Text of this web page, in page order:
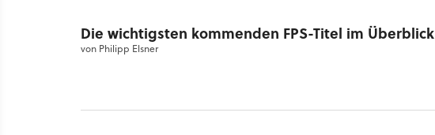
Die wichtigsten kommenden FPS-Titel im Überblick
von Philipp Elsner